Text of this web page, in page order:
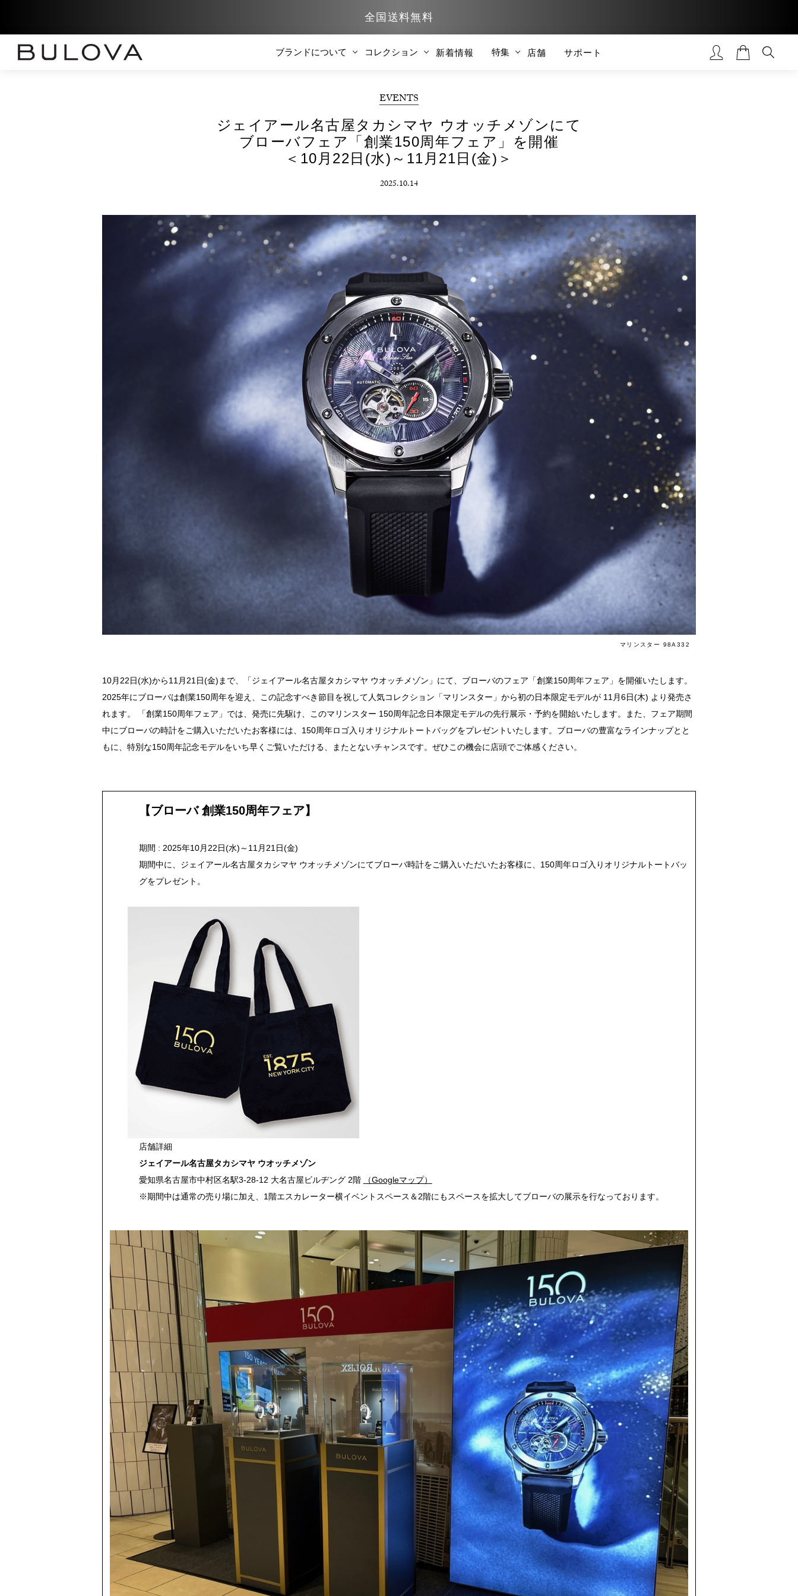
全国送料無料
ブランドについて コレクション 新着情報 特集 店舗 サポート
EVENTS
ジェイアール名古屋タカシマヤ ウオッチメゾンにて
ブローバフェア「創業150周年フェア」を開催
＜10月22日(水)～11月21日(金)＞
2025.10.14
マリンスター 98A332
10月22日(水)から11月21日(金)まで、「ジェイアール名古屋タカシマヤ ウオッチメゾン」にて、ブローバのフェア「創業150周年フェア」を開催いたします。
2025年にブローバは創業150周年を迎え、この記念すべき節目を祝して人気コレクション「マリンスター」から初の日本限定モデルが 11月6日(木) より発売さ
れます。 「創業150周年フェア」では、発売に先駆け、このマリンスター 150周年記念日本限定モデルの先行展示・予約を開始いたします。また、フェア期間
中にブローバの時計をご購入いただいたお客様には、150周年ロゴ入りオリジナルトートバッグをプレゼントいたします。ブローバの豊富なラインナップとと
もに、特別な150周年記念モデルをいち早くご覧いただける、またとないチャンスです。ぜひこの機会に店頭でご体感ください。
【ブローバ 創業150周年フェア】
期間 : 2025年10月22日(水)～11月21日(金)
期間中に、ジェイアール名古屋タカシマヤ ウオッチメゾンにてブローバ時計をご購入いただいたお客様に、150周年ロゴ入りオリジナルトートバッ
グをプレゼント。
店舗詳細
ジェイアール名古屋タカシマヤ ウオッチメゾン
愛知県名古屋市中村区名駅3-28-12 大名古屋ビルヂング 2階
（Googleマップ）
※期間中は通常の売り場に加え、1階エスカレーター横イベントスペース＆2階にもスペースを拡大してブローバの展示を行なっております。